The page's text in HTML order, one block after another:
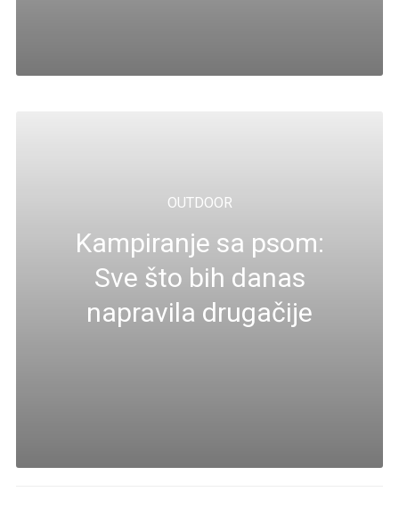
OUTDOOR
Kampiranje sa psom:
Sve što bih danas
napravila drugačije